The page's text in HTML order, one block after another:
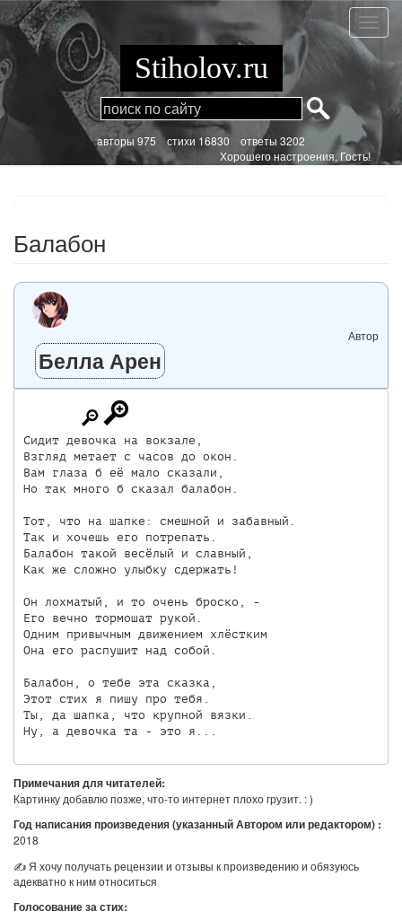
Перейти
к
основному
содержанию
Stiholov.ru
aвторы 975стихи 16830 ответы 3202
Хорошего настроения, Гость!
Балабон
Автор
Белла Арен
Сидит девочка на вокзале,
Взгляд метает с часов до окон.
Вам глаза б её мало сказали,
Но так много б сказал балабон.
Тот, что на шапке: смешной и забавный.
Так и хочешь его потрепать.
Балабон такой весёлый и славный,
Как же сложно улыбку сдержать!
Он лохматый, и то очень броско, -
Его вечно тормошат рукой.
Одним привычным движением хлёстким
Она его распушит над собой.
Балабон, о тебе эта сказка,
Этот стих я пишу про тебя.
Ты, да шапка, что крупной вязки.
Ну, а девочка та - это я...
Примечания для читателей:
Картинку добавлю позже, что-то интернет плохо грузит. : )
Год написания произведения (указанный Автором или редактором) :
2018
✍ Я хочу получать рецензии и отзывы к произведению и обязуюсь
адекватно к ним относиться
Голосование за стих: